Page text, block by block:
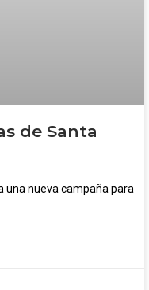
de Santa
una nueva campaña para